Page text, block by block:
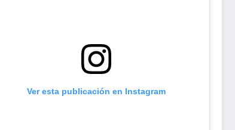
Ver esta publicación en Instagram